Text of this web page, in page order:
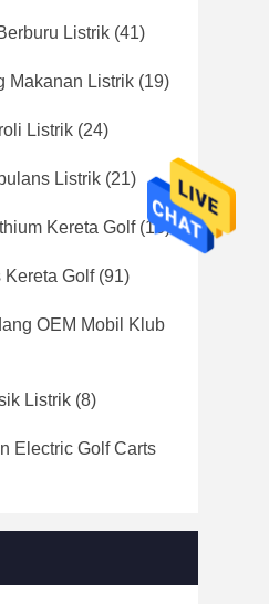
Listrik (41)
Makanan Listrik (19)
Listrik (24)
Listrik (21)
Kereta Golf(16)
Kereta Golf(91)
OEM Mobil Klub
Listrik (8)
Electric Golf Carts